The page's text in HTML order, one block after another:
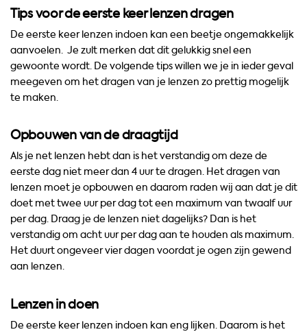
Tips voor de eerste keer lenzen dragen
De eerste keer lenzen indoen kan een beetje ongemakkelijk
aanvoelen. Je zult merken dat dit gelukkig snel een
gewoonte wordt. De volgende tips willen we je in ieder geval
meegeven om het dragen van je lenzen zo prettig mogelijk
te maken.
Opbouwen van de draagtijd
Als je net lenzen hebt dan is het verstandig om deze de
eerste dag niet meer dan 4 uur te dragen. Het dragen van
lenzen moet je opbouwen en daarom raden wij aan dat je dit
doet met twee uur per dag tot een maximum van twaalf uur
per dag. Draag je de lenzen niet dagelijks? Dan is het
verstandig om acht uur per dag aan te houden als maximum.
Het duurt ongeveer vier dagen voordat je ogen zijn gewend
aan lenzen.
Lenzen in doen
De eerste keer lenzen indoen kan eng lijken. Daarom is het